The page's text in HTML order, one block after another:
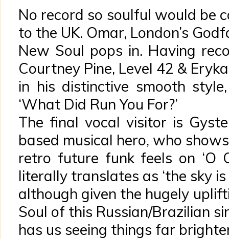
No record so soulful would be
to the UK. Omar, London’s
New Soul pops in. Having
Courtney Pine, Level 42 &
in his distinctive smooth
‘What Did Run You For?’
The final vocal visitor is
based musical hero, who
retro future funk feels on ‘O
literally translates as ‘the sky is
although given the hugely
Soul of this Russian/Brazilian
has us seeing things far